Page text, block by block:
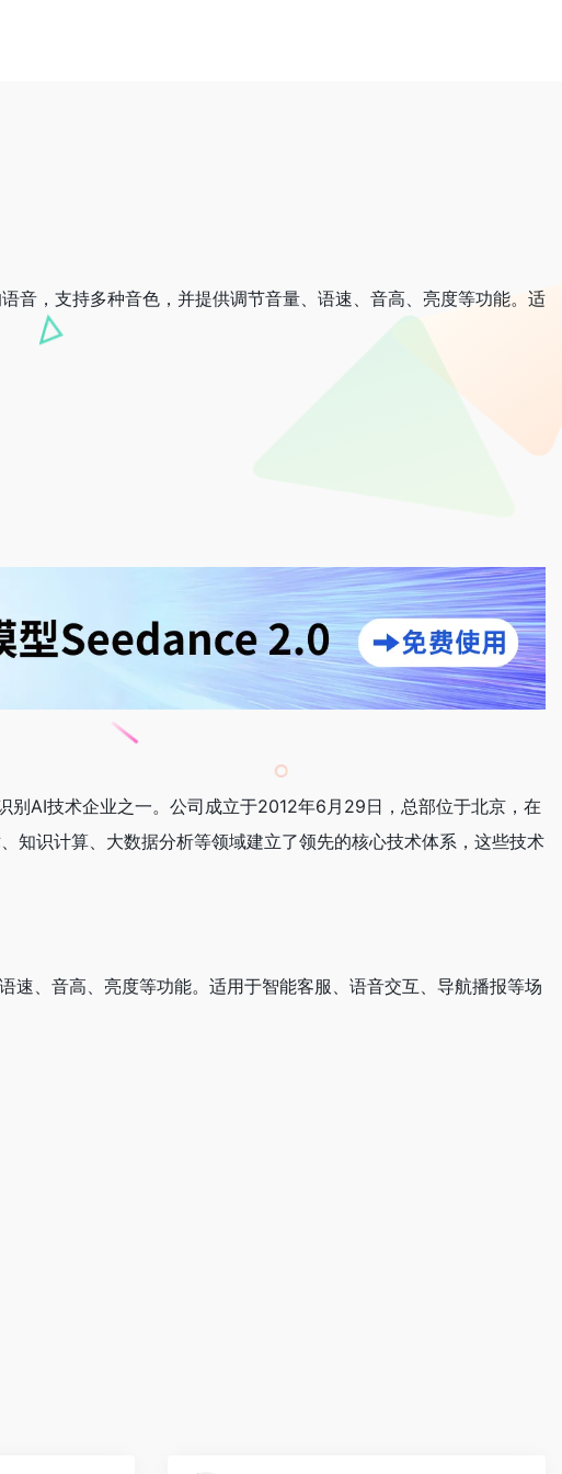
音，支持多种音色，并提供调节音量、语速、音高、亮度等功能。适
AI技术企业之一。公司成立于2012年6月29日，总部位于北京，在
知识计算、大数据分析等领域建立了领先的核心技术体系，这些技术
、音高、亮度等功能。适用于智能客服、语音交互、导航播报等场